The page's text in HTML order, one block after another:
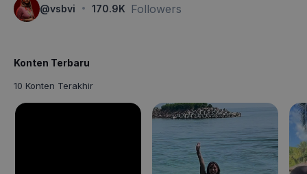
@vsbvi · 170.9K Followers
Konten Terbaru
10 Konten Terakhir